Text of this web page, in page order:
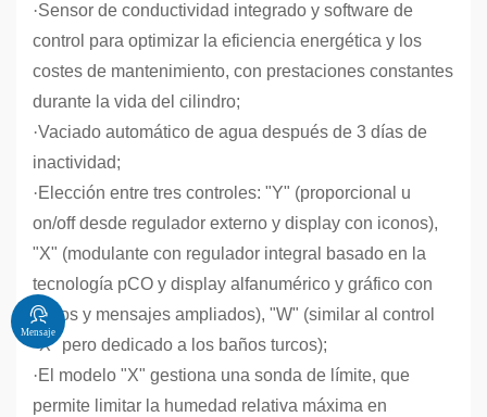
·Sensor de conductividad integrado y software de
control para optimizar la eficiencia energética y los
costes de mantenimiento, con prestaciones constantes
durante la vida del cilindro;
·Vaciado automático de agua después de 3 días de
inactividad;
·Elección entre tres controles: "Y" (proporcional u
on/off desde regulador externo y display con iconos),
"X" (modulante con regulador integral basado en la
tecnología pCO y display alfanumérico y gráfico con
textos y mensajes ampliados), "W" (similar al control
"X" pero dedicado a los baños turcos);
·El modelo "X" gestiona una sonda de límite, que
permite limitar la humedad relativa máxima en
Mensaje